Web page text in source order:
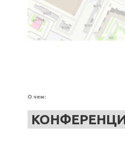
О чем: